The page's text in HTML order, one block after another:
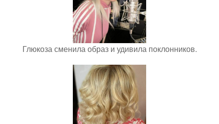
Глюкоза сменила образ и удивила поклонников.